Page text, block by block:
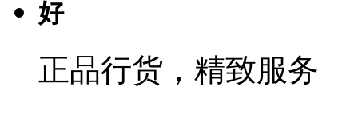
好
正品行货，精致服务